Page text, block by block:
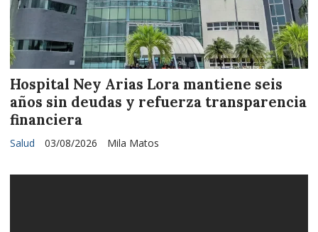
Hospital Ney Arias Lora mantiene seis
años sin deudas y refuerza transparencia
financiera
Mila Matos
Salud 03/08/2026